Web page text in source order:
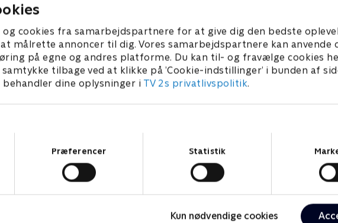
og cookies fra samarbejdspartnere for at give dig den bedste
målrette annoncer til dig. Vores samarbejdspartnere kan anvende
på egne og andres platforme. Du kan til- og fravælge cookies
tilbage ved at klikke på ’Cookie-indstillinger’ i bunden af
behandler dine oplysninger i TV 2s privatlivspolitik.
Præferencer Statistik
Kun nødvendige cookies
Ulvesommer
Drama • 1